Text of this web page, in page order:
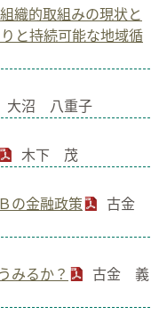
織的取組みの現状と
と持続可能な地域循
大沼 八重子
木下 茂
の金融政策
古金
みるか？
古金 義